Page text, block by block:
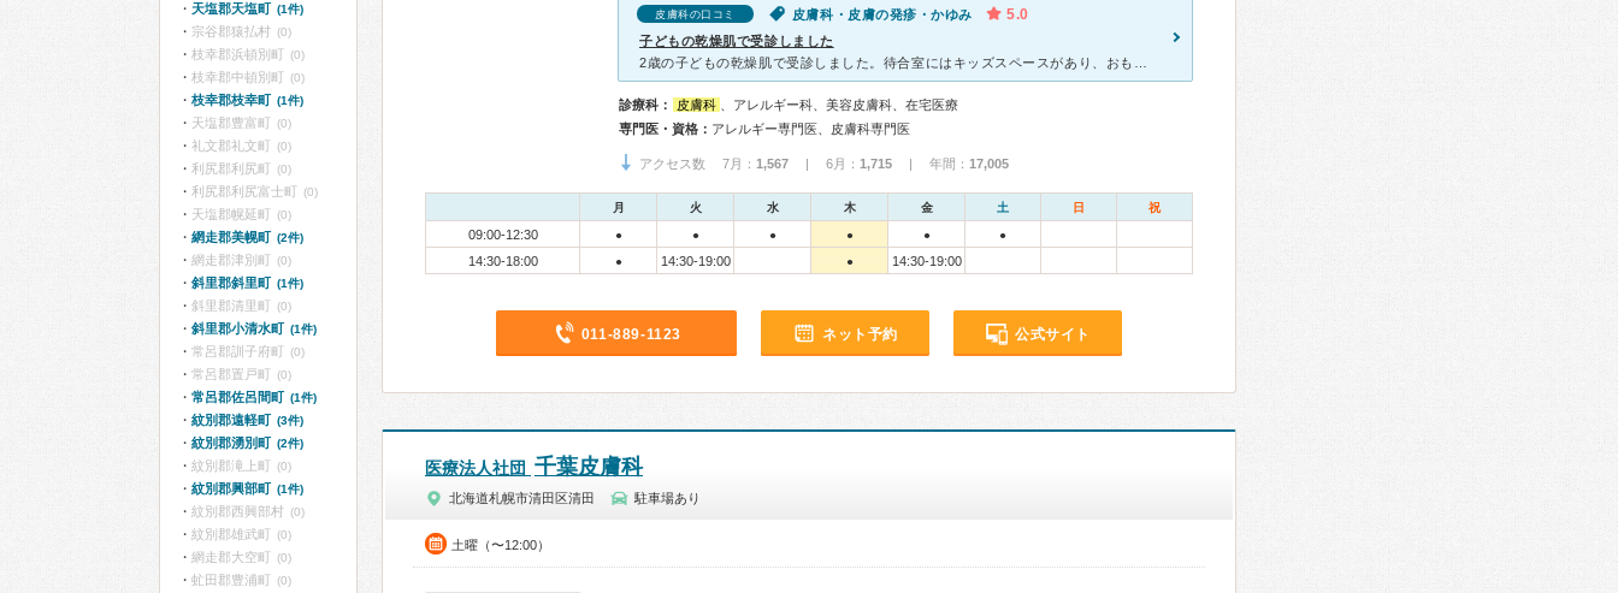
皮膚科の口コミ 皮膚科・皮膚の発疹・かゆみ 5.0
子どもの乾燥肌で受診しました
診療科： 皮膚科
、アレルギー科、美容皮膚科、在宅医療
専門医・資格： アレルギー専門医、皮膚科専門医
アクセス数 7月： 1,567 | 6月： 1,715 | 年間： 17,005
月 火 水 木 金 土 日 祝
09:00-12:30 ● ● ● ● ● ●
14:30-18:00 ● 14:30-19:00 ● 14:30-19:00
011-889-1123 ネット予約 公式サイト
医療法人社団 千葉皮膚科
北海道札幌市清田区清田 駐車場あり
土曜（〜12:00）
天塩郡天塩町 (1件)
宗谷郡猿払村 (0)
枝幸郡浜頓別町 (0)
枝幸郡中頓別町 (0)
枝幸郡枝幸町 (1件)
天塩郡豊富町 (0)
礼文郡礼文町 (0)
利尻郡利尻町 (0)
利尻郡利尻富士町 (0)
天塩郡幌延町 (0)
網走郡美幌町 (2件)
網走郡津別町 (0)
斜里郡斜里町 (1件)
斜里郡清里町 (0)
斜里郡小清水町 (1件)
常呂郡訓子府町 (0)
常呂郡置戸町 (0)
常呂郡佐呂間町 (1件)
紋別郡遠軽町 (3件)
紋別郡湧別町 (2件)
紋別郡滝上町 (0)
紋別郡興部町 (1件)
紋別郡西興部村 (0)
紋別郡雄武町 (0)
網走郡大空町 (0)
虻田郡豊浦町 (0)